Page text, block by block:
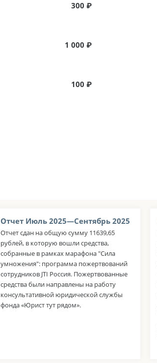
300 ₽
1 000 ₽
100 ₽
Отчет Июль 2025—Сентябрь 2025
Отчет сдан на общую сумму 11639,65
рублей, в которую вошли средства,
собранные в рамках марафона "Сила
умножения": программа пожертвований
сотрудников JTI Россия. Пожертвованные
средства были направлены на работу
консультативной юридической службы
фонда «Юрист тут рядом».